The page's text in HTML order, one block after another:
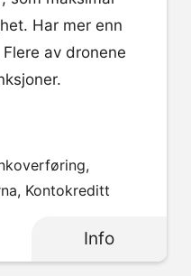
Har mer enn
av dronene
Kontokreditt
Info